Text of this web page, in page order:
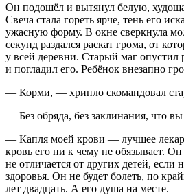
Он подошёл и вытянул белую,
Свеча стала гореть ярче, тень его
ужасную форму. В окне сверкнула
секунд раздался раскат грома, от
у всей деревни. Старый маг опустил
и погладил его. Ребёнок внезапно
— Корми, — хрипло скомандовал
— Без обряда, без заклинания, что вы
— Капля моей крови — лучшее
кровь его ни к чему не обязывает.
не отличается от других детей, если
здоровья. Он не будет болеть, по
лет двадцать. А его душа на месте.